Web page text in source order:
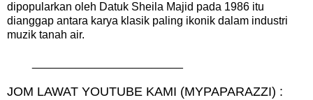
dipopularkan oleh Datuk Sheila Majid pada 1986 itu
dianggap antara karya klasik paling ikonik dalam industri
muzik tanah air.
JOM LAWAT YOUTUBE KAMI (MYPAPARAZZI) :